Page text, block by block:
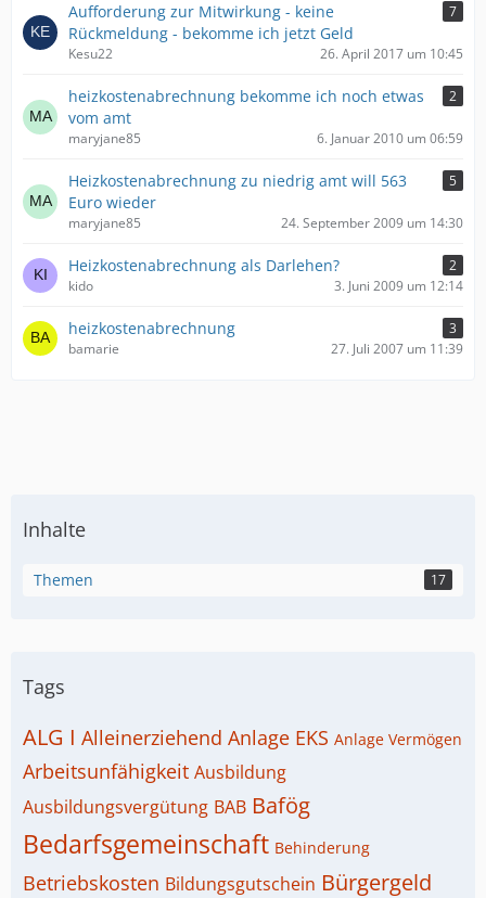
Aufforderung zur Mitwirkung - keine
Rückmeldung - bekomme ich jetzt Geld
7
Kesu22 26. April 2017 um 10:45
heizkostenabrechnung bekomme ich noch etwas
vom amt
2
maryjane85 6. Januar 2010 um 06:59
Heizkostenabrechnung zu niedrig amt will 563
Euro wieder
5
maryjane85 24. September 2009 um 14:30
Heizkostenabrechnung als Darlehen?
2
kido
3. Juni 2009 um 12:14
heizkostenabrechnung
3
bamarie
27. Juli 2007 um 11:39
Inhalte
Themen 17
Tags
ALG I Alleinerziehend Anlage EKS Anlage Vermögen
Arbeitsunfähigkeit Ausbildung
Ausbildungsvergütung BAB Bafög
Bedarfsgemeinschaft Behinderung
Betriebskosten Bildungsgutschein Bürgergeld